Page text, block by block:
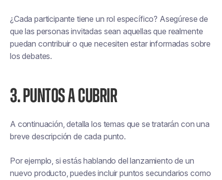
¿Cada participante tiene un rol específico? Asegúrese de
que las personas invitadas sean aquellas que realmente
puedan contribuir o que necesiten estar informadas sobre
los debates.
3. PUNTOS A CUBRIR
A continuación, detalla los temas que se tratarán con una
breve descripción de cada punto.
Por ejemplo, si estás hablando del lanzamiento de un
nuevo producto, puedes incluir puntos secundarios como